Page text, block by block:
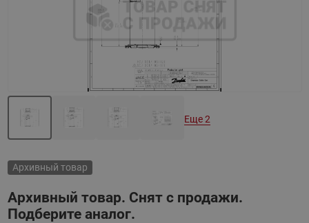
Архивный товар
Архивный товар. Снят с продажи.
Подберите аналог.
Еще 2